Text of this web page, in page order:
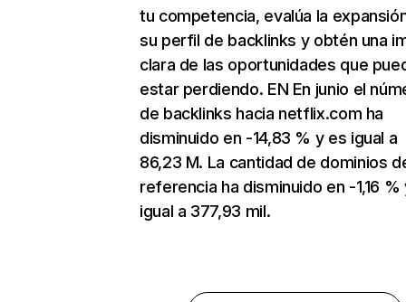
tu competencia, evalúa la
su perfil de backlinks y obtén una
clara de las oportunidades que
estar perdiendo. EN En junio el
de backlinks hacia netflix.com ha
disminuido en -14,83 % y es igual a
86,23 M. La cantidad de dominios
referencia ha disminuido en -1,16 %
igual a 377,93 mil.